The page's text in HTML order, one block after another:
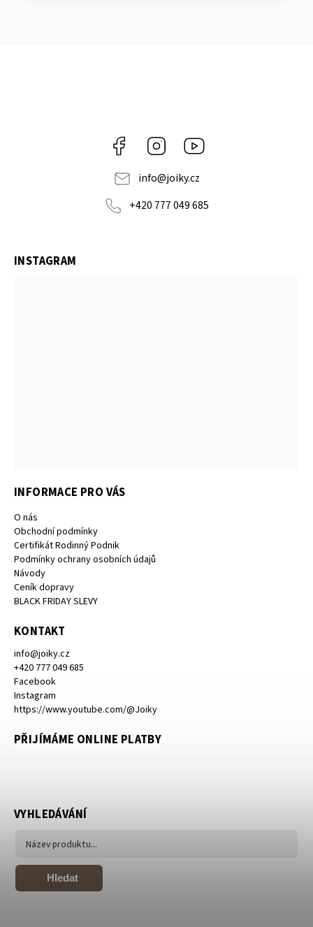
Facebook Instagram
info@joiky.cz
+420 777 049 685
INFORMACE PRO VÁS
O nás
Obchodní podmínky
Certifikát Rodinný Podnik
Podmínky ochrany osobních údajů
Návody
Ceník dopravy
BLACK FRIDAY SLEVY
KONTAKT
info@joiky.cz
+420 777 049 685
Facebook
Instagram
https://www.youtube.com/@Joiky
PŘIJÍMÁME ONLINE PLATBY
INSTAGRAM
VYHLEDÁVÁNÍ
Hledat